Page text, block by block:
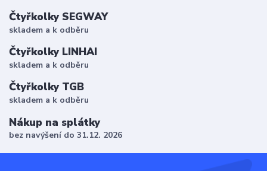
Čtyřkolky SEGWAY
skladem a k odběru
Čtyřkolky LINHAI
skladem a k odběru
Čtyřkolky TGB
skladem a k odběru
Nákup na splátky
bez navýšení do 31.12. 2026